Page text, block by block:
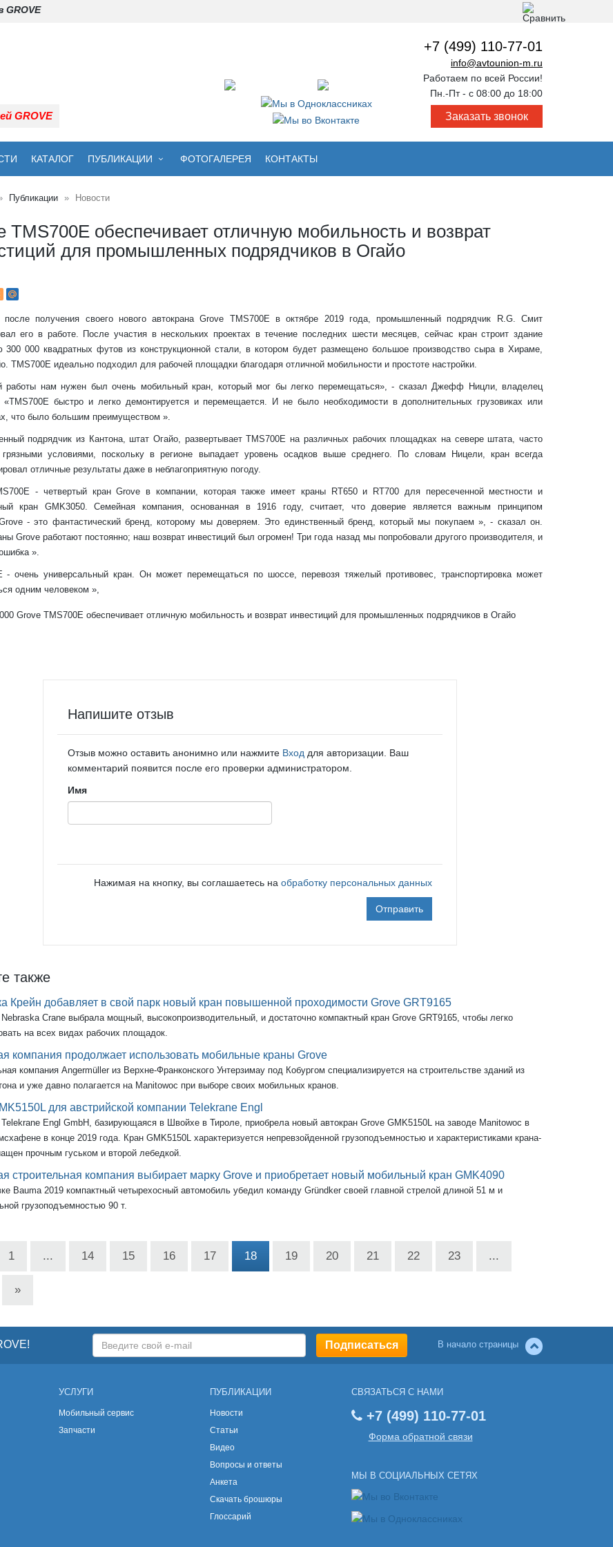
GROVE
GROVE
+7 (499) 110-77-01
info@avtounion-m.ru
Работаем по всей России!
Пн.-Пт - с 08:00 до 18:00
Заказать звонок
КАТАЛОГ ПУБЛИКАЦИИ ФОТОГАЛЕРЕЯ КОНТАКТЫ
Публикации Новости
TMS700E обеспечивает отличную мобильность и возврат
для промышленных подрядчиков в Огайо
получения своего нового автокрана Grove TMS700E в октябре 2019 года, промышленный подрядчик R.G. Смит
его в работе. После участия в нескольких проектах в течение последних шести месяцев, сейчас кран строит здание
300 000 квадратных футов из конструкционной стали, в котором будет размещено большое производство сыра в Хираме,
TMS700E идеально подходил для рабочей площадки благодаря отличной мобильности и простоте настройки.
работы нам нужен был очень мобильный кран, который мог бы легко перемещаться», - сказал Джефф Ницли, владелец
«TMS700E быстро и легко демонтируется и перемещается. И не было необходимости в дополнительных грузовиках или
что было большим преимуществом ».
подрядчик из Кантона, штат Огайо, развертывает TMS700E на различных рабочих площадках на севере штата, часто
условиями, поскольку в регионе выпадает уровень осадков выше среднего. По словам Ницели, кран всегда
отличные результаты даже в неблагоприятную погоду.
- четвертый кран Grove в компании, которая также имеет краны RT650 и RT700 для пересеченной местности и
кран GMK3050. Семейная компания, основанная в 1916 году, считает, что доверие является важным принципом
- это фантастический бренд, которому мы доверяем. Это единственный бренд, который мы покупаем », - сказал он.
Grove работают постоянно; наш возврат инвестиций был огромен! Три года назад мы попробовали другого производителя, и
».
- очень универсальный кран. Он может перемещаться по шоссе, перевозя тяжелый противовес, транспортировка может
одним человеком »,
Напишите отзыв
Отзыв можно оставить анонимно или нажмите Вход для авторизации. Ваш
комментарий появится после его проверки администратором.
Имя
Нажимая на кнопку, вы соглашаетесь наобработку персональных данных
Отправить
также
Крейн добавляет в свой парк новый кран повышенной проходимости Grove GRT9165
Crane выбрала мощный, высокопроизводительный, и достаточно компактный кран Grove GRT9165, чтобы легко
на всех видах рабочих площадок.
компания продолжает использовать мобильные краны Grove
компания Angermüller из Верхне-Франконского Унтерзимау под Кобургом специализируется на строительстве зданий из
и уже давно полагается на Manitowoc при выборе своих мобильных кранов.
для австрийской компании Telekrane Engl
Engl GmbH, базирующаяся в Швойхе в Тироле, приобрела новый автокран Grove GMK5150L на заводе Manitowoc в
в конце 2019 года. Кран GMK5150L характеризуется непревзойденной грузоподъемностью и характеристиками крана-
прочным гуськом и второй лебедкой.
строительная компания выбирает марку Grove и приобретает новый мобильный кран GMK4090
Bauma 2019 компактный четырехосный автомобиль убедил команду Gründker своей главной стрелой длиной 51 м и
грузоподъемностью 90 т.
1 ... 14 15 16 17 18 19 20 21 22 23 ...
»
В начало страницы
УСЛУГИ
Мобильный сервис
Запчасти
ПУБЛИКАЦИИ
Новости
Статьи
Видео
Вопросы и ответы
Анкета
Скачать брошюры
Глоссарий
СВЯЗАТЬСЯ С НАМИ
+7 (499) 110-77-01
Форма обратной связи
МЫ В СОЦИАЛЬНЫХ СЕТЯХ